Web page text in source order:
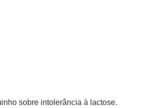
sobre intolerância à lactose.